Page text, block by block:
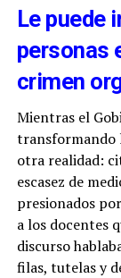
Le puede
personas
crimen
Mientras el
transformando
otra realidad:
escasez de
presionados
a los docentes
discurso
filas, tutelas y